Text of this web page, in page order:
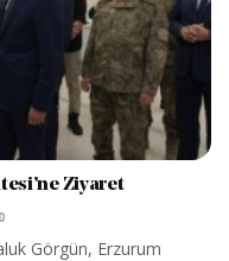
Ziyaret
0
Görgün, Erzurum